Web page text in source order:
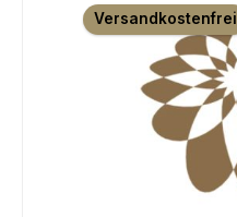
Versandkostenfrei